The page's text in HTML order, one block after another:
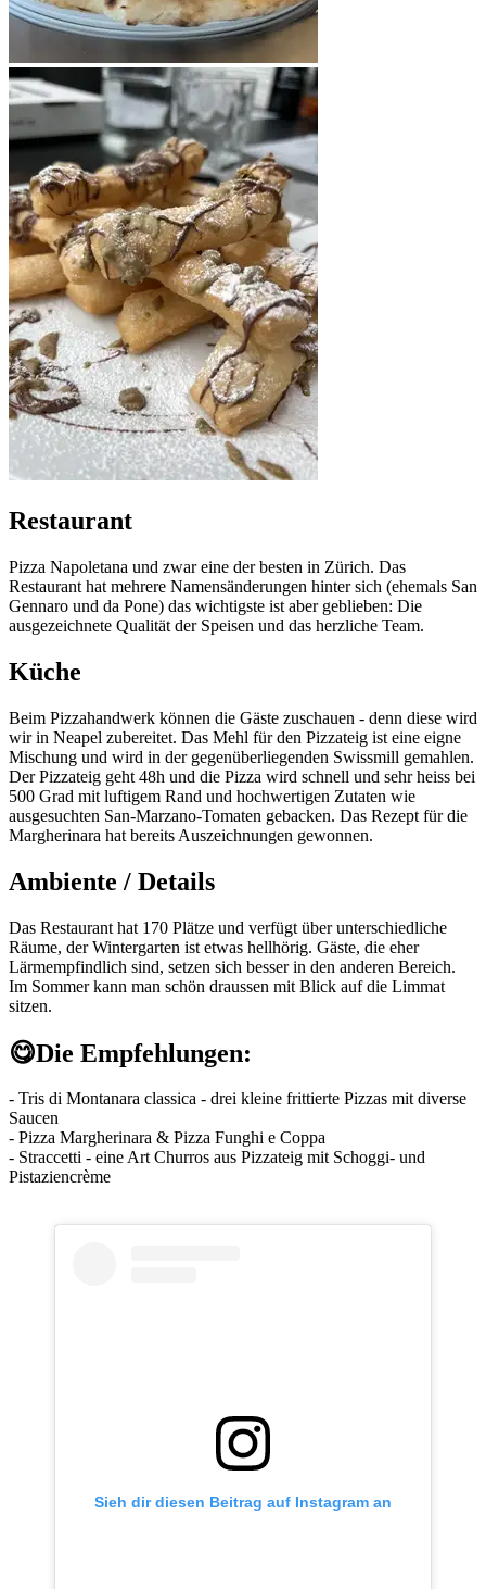
Restaurant
Pizza Napoletana und zwar eine der besten in Zürich. Das
Restaurant hat mehrere Namensänderungen hinter sich (ehemals San
Gennaro und da Pone) das wichtigste ist aber geblieben: Die
ausgezeichnete Qualität der Speisen und das herzliche Team.
Küche
Beim Pizzahandwerk können die Gäste zuschauen - denn diese wird
wir in Neapel zubereitet. Das Mehl für den Pizzateig ist eine eigne
Mischung und wird in der gegenüberliegenden Swissmill gemahlen.
Der Pizzateig geht 48h und die Pizza wird schnell und sehr heiss bei
500 Grad mit luftigem Rand und hochwertigen Zutaten wie
ausgesuchten San-Marzano-Tomaten gebacken. Das Rezept für die
Margherinara hat bereits Auszeichnungen gewonnen.
Ambiente / Details
Das Restaurant hat 170 Plätze und verfügt über unterschiedliche
Räume, der Wintergarten ist etwas hellhörig. Gäste, die eher
Lärmempfindlich sind, setzen sich besser in den anderen Bereich.
Im Sommer kann man schön draussen mit Blick auf die Limmat
sitzen.
😋Die Empfehlungen:
- Tris di Montanara classica - drei kleine frittierte Pizzas mit diverse
Saucen
- Pizza Margherinara & Pizza Funghi e Coppa
- Straccetti - eine Art Churros aus Pizzateig mit Schoggi- und
Pistaziencrème
Sieh dir diesen Beitrag auf Instagram an